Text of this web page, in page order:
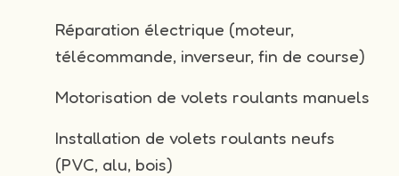
Réparation électrique (moteur,
télécommande, inverseur, fin de course)
Motorisation de volets roulants manuels
Installation de volets roulants neufs
(PVC, alu, bois)